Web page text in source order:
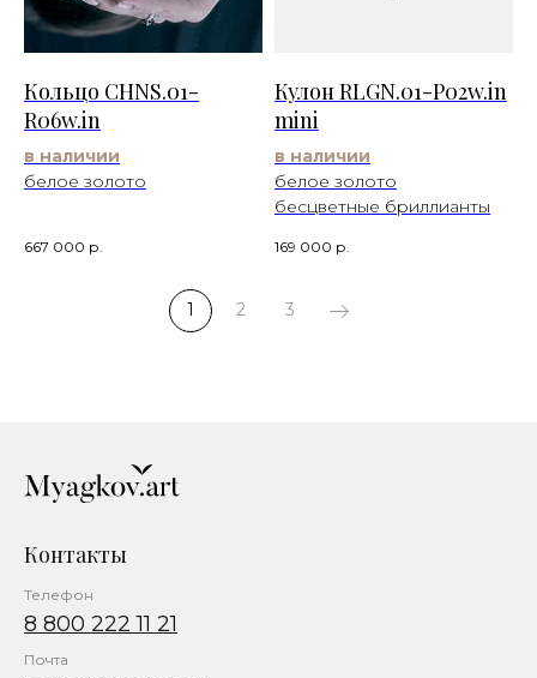
Кольцо CHNS.01-
R06w.in
в наличии
белое золото
667 000 р.
Кулон RLGN.01-P02w.in
mini
в наличии
белое золото
бесцветные бриллианты
169 000 р.
1 2 3
Контакты
Телефон
Почта
8 800 222 11 21